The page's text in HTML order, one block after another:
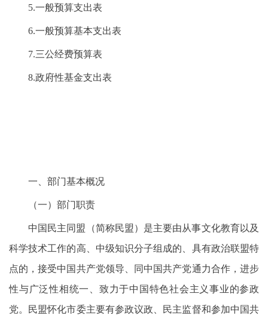
5.一般预算支出表
6.一般预算基本支出表
7.三公经费预算表
8.政府性基金支出表
一、部门基本概况
（一）部门职责
中国民主同盟（简称民盟）是主要由从事文化教育以及
科学技术工作的高、中级知识分子组成的、具有政治联盟特
点的，接受中国共产党领导、同中国共产党通力合作，进步
性与广泛性相统一、致力于中国特色社会主义事业的参政
党。民盟怀化市委主要有参政议政、民主监督和参加中国共